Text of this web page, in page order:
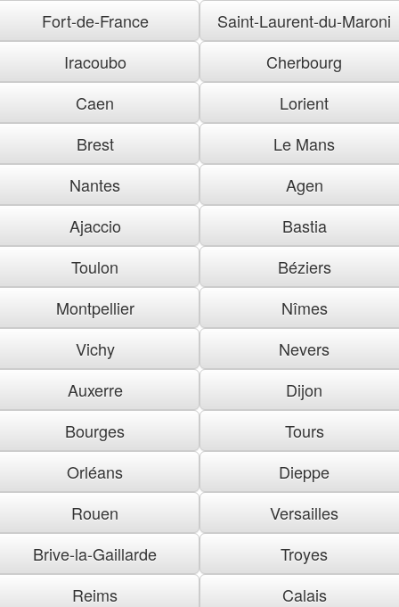
Fort-de-France
Saint-Laurent-du-Maroni
Iracoubo
Cherbourg
Caen
Lorient
Brest
Le Mans
Nantes
Agen
Ajaccio
Bastia
Toulon
Béziers
Montpellier
Nîmes
Vichy
Nevers
Auxerre
Dijon
Bourges
Tours
Orléans
Dieppe
Rouen
Versailles
Brive-la-Gaillarde
Troyes
Reims
Calais